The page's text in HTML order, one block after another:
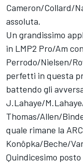
Cameron/Collard/
assoluta.
Un grandissimo
in LMP2 Pro/Am
Perrodo/Nielsen/
perfetti in questa
battendo gli
J.Lahaye/
Thomas/Allen/
quale rimane la
Konôpka/Beche/
Quindicesimo posto